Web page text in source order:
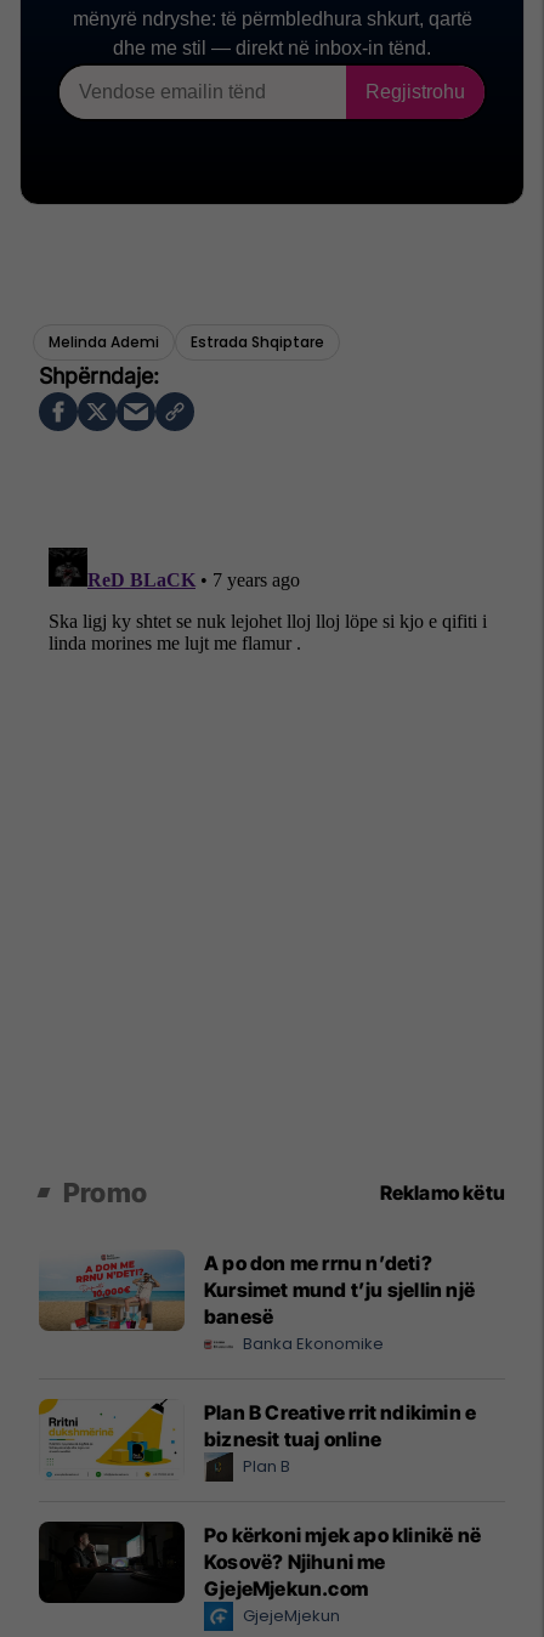
Melinda Ademi Estrada Shqiptare
Promo Reklamo këtu
A po don me rrnu n’deti?
Kursimet mund t’ju sjellin një
banesë
Banka Ekonomike
Plan B Creative rrit ndikimin e
biznesit tuaj online
Plan B
Po kërkoni mjek apo klinikë në
Kosovë? Njihuni me
GjejeMjekun.com
GjejeMjekun